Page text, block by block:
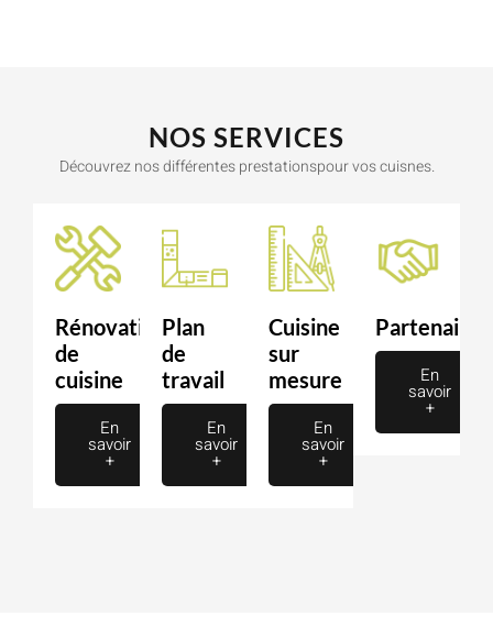
NOS SERVICES
Découvrez nos différentes prestationspour vos cuisnes.
Rénovation
de
cuisine
En
savoir
+
Plan
de
travail
En
savoir
+
Cuisine
sur
mesure
En
savoir
+
Partenaire
En
savoir
+